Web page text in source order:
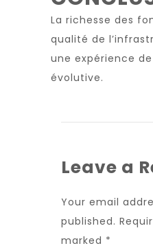
La richesse des
qualité de
une expérience
évolutive.
Leave a
Your email
published.
marked *